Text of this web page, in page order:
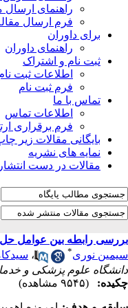
راهنمای ارسال
فرم ارسال
برای داوران
راهنمای داوران
ثبت نام و اشتراک
اطلاعات ثبت
فرم ثبت نام
تماس با ما
اطلاعات تماس
فرم برقراری
بایگانی مقالات زیر
نمایه های نشریه
مقالات در دست انتشار
بررسی رابطه بین عوامل
سیمین نوری* ،
دانشگاه علوم پزشکی و
چکیده:
(۹۵۴۵ مشاهده)